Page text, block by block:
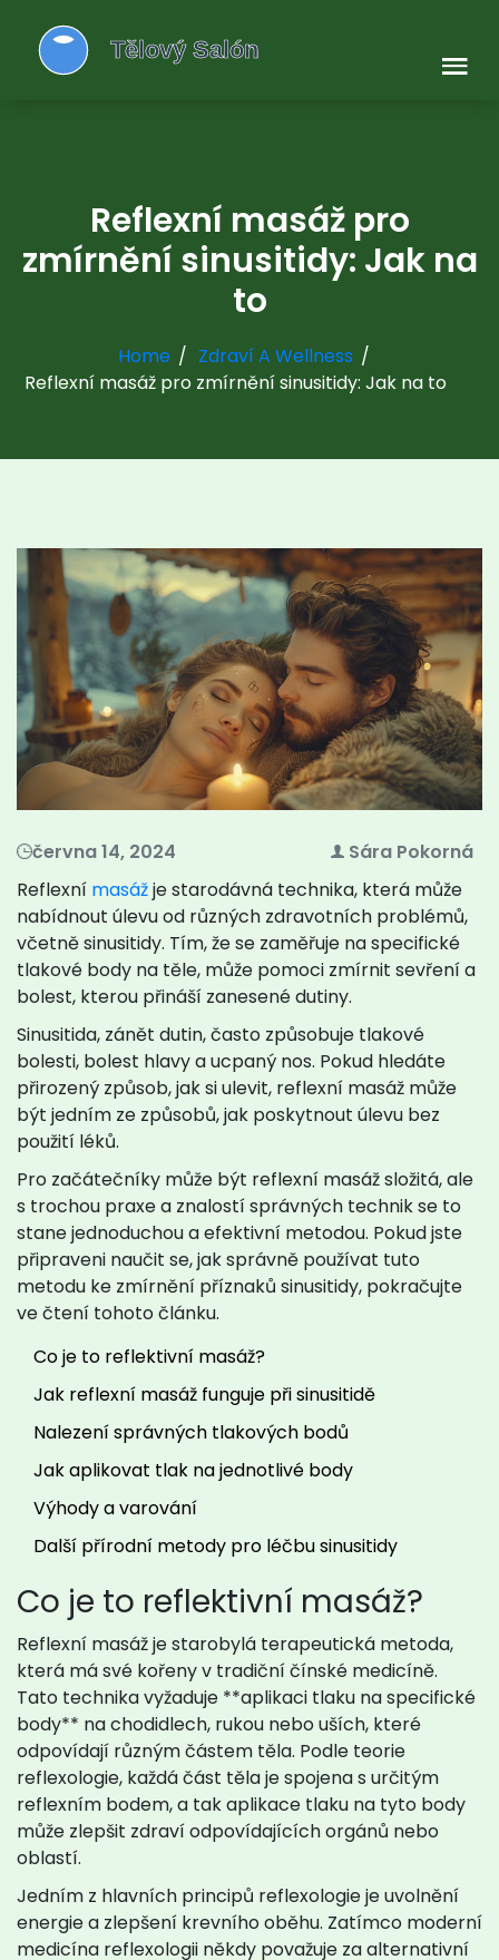
Reflexní masáž pro
zmírnění sinusitidy: Jak na
to
Home
Zdraví A Wellness
Reflexní masáž pro zmírnění sinusitidy: Jak na to
června 14, 2024
Sára Pokorná
Reflexní masážje starodávná technika, která může
nabídnout úlevu od různých zdravotních problémů,
včetně sinusitidy. Tím, že se zaměřuje na specifické
tlakové body na těle, může pomoci zmírnit sevření a
bolest, kterou přináší zanesené dutiny.
Sinusitida, zánět dutin, často způsobuje tlakové
bolesti, bolest hlavy a ucpaný nos. Pokud hledáte
přirozený způsob, jak si ulevit, reflexní masáž může
být jedním ze způsobů, jak poskytnout úlevu bez
použití léků.
Pro začátečníky může být reflexní masáž složitá, ale
s trochou praxe a znalostí správných technik se to
stane jednoduchou a efektivní metodou. Pokud jste
připraveni naučit se, jak správně používat tuto
metodu ke zmírnění příznaků sinusitidy, pokračujte
ve čtení tohoto článku.
Co je to reflektivní masáž?
Jak reflexní masáž funguje při sinusitidě
Nalezení správných tlakových bodů
Jak aplikovat tlak na jednotlivé body
Výhody a varování
Další přírodní metody pro léčbu sinusitidy
Co je to reflektivní masáž?
Reflexní masáž je starobylá terapeutická metoda,
která má své kořeny v tradiční čínské medicíně.
Tato technika vyžaduje **aplikaci tlaku na specifické
body** na chodidlech, rukou nebo uších, které
odpovídají různým částem těla. Podle teorie
reflexologie, každá část těla je spojena s určitým
reflexním bodem, a tak aplikace tlaku na tyto body
může zlepšit zdraví odpovídajících orgánů nebo
oblastí.
Jedním z hlavních principů reflexologie je uvolnění
energie a zlepšení krevního oběhu. Zatímco moderní
medicína reflexologii někdy považuje za alternativní